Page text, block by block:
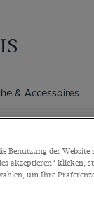
& Accessoires
Benutzung der Website
akzeptieren“ klicken,
um Ihre